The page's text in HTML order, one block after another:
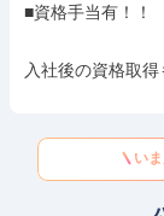
■資格手当有！！
入社後の資格取
い